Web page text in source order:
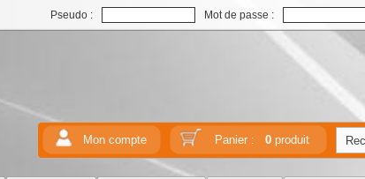
Pseudo : Mot de passe :
Mon compte Panier : 0produit